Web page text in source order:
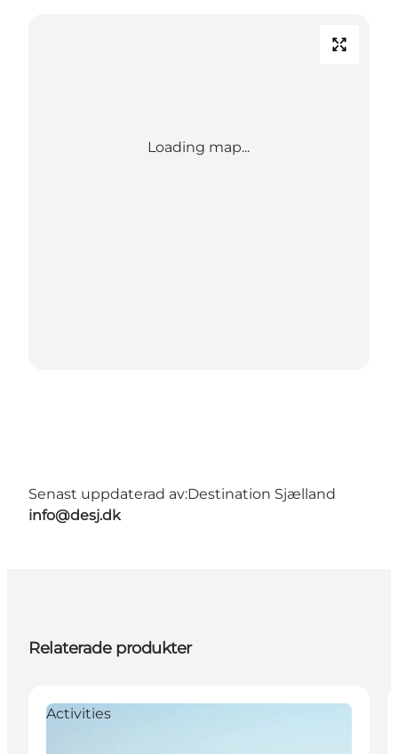
Loading map...
Senast uppdaterad av:Destination Sjælland
info@desj.dk
Relaterade produkter
Activities